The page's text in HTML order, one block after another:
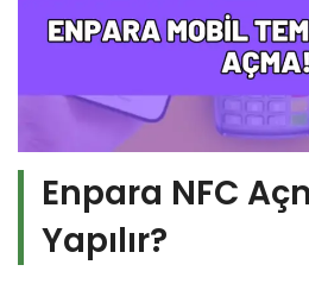
Enpara NFC
Yapılır?